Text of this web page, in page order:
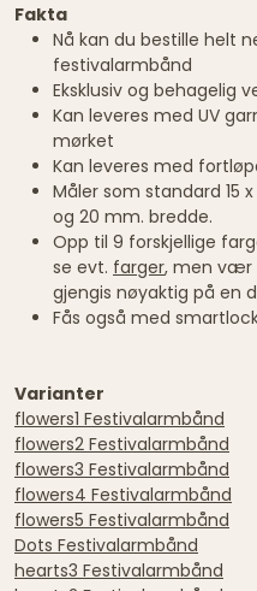
Fakta
Nå kan du bestille helt
festivalarmbånd
Eksklusiv og behagelig
Kan leveres med UV
mørket
Kan leveres med
Måler som standard 15
og 20 mm. bredde.
Opp til 9 forskjellige
se evt. farger, men vær
gjengis nøyaktig på en
Fås også med
Varianter
flowers1 Festivalarmbånd
flowers2 Festivalarmbånd
flowers3 Festivalarmbånd
flowers4 Festivalarmbånd
flowers5 Festivalarmbånd
Dots Festivalarmbånd
hearts3 Festivalarmbånd